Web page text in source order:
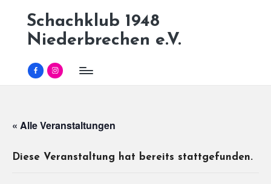
Schachklub 1948
Niederbrechen e.V.
Facebook
Instagram
« Alle Veranstaltungen
Diese Veranstaltung hat bereits stattgefunden.